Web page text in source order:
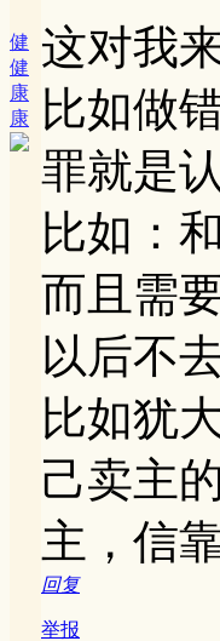
健
健
康
康
这对我
比如做
罪就是
比如：
而且需
以后不
比如犹
己卖主
主，信
回复
举报